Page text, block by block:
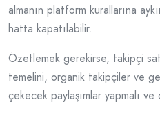
almanın platform kurallarına
hatta kapatılabilir.
Özetlemek gerekirse, takipçi
temelini, organik takipçiler ve
çekecek paylaşımlar yapmalı